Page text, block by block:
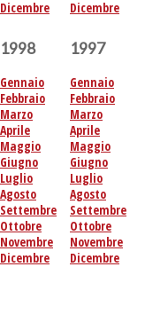
Dicembre
Dicembre
1998
Gennaio
Febbraio
Marzo
Aprile
Maggio
Giugno
Luglio
Agosto
Settembre
Ottobre
Novembre
Dicembre
1997
Gennaio
Febbraio
Marzo
Aprile
Maggio
Giugno
Luglio
Agosto
Settembre
Ottobre
Novembre
Dicembre